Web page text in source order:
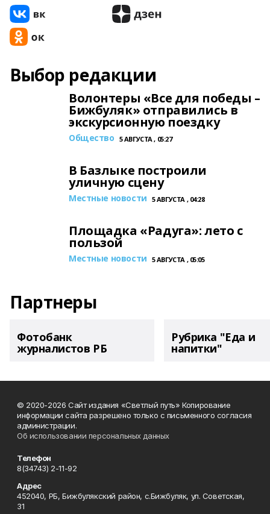
Выбор редакции
Волонтеры «Все для победы –
Бижбуляк» отправились в
экскурсионную поездку
Общество 5 АВГУСТА , 05:27
В Базлыке построили
уличную сцену
Местные новости 5 АВГУСТА , 04:28
Площадка «Радуга»: лето с
пользой
Местные новости 5 АВГУСТА , 05:05
Партнеры
Фотобанк
журналистов РБ
Рубрика "Еда и
напитки"
© 2020-2026 Сайт издания «Светлый путь» Копирование
информации сайта разрешено только с письменного согласия
администрации.
Об использовании персональных данных
Телефон
8(34743) 2-11-92
Адрес
452040, РБ, Бижбулякский район, с.Бижбуляк, ул. Советская,
31